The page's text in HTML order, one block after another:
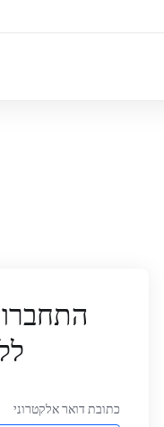
כתובת דואר אלקטרוני